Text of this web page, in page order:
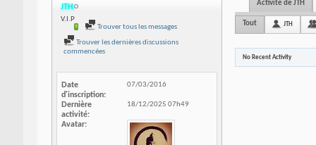
JTH
V.I.P
Trouver tous les messages
Trouver les dernières discussions
commencées
Date
d'inscription
07/03/2016
Dernière
activité
18/12/2025 07h49
Avatar
Activité de JTH
Tout JTH
No Recent Activity